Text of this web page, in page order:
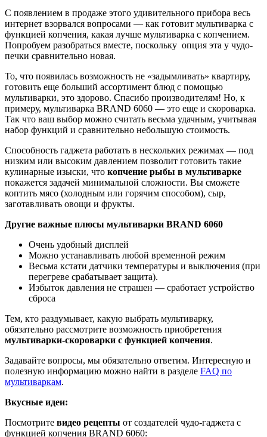
С появлением в продаже этого удивительного прибора весь
интернет взорвался вопросами — как готовит мультиварка с
функцией копчения, какая лучше мультиварка с копчением.
Попробуем разобраться вместе, поскольку опция эта у чудо-
печки сравнительно новая.
То, что появилась возможность не «задымливать» квартиру,
готовить еще больший ассортимент блюд с помощью
мультиварки, это здорово. Спасибо производителям! Но, к
примеру, мультиварка BRAND 6060 — это еще и скороварка.
Так что ваш выбор можно считать весьма удачным, учитывая
набор функций и сравнительно небольшую стоимость.
Способность гаджета работать в нескольких режимах — под
низким или высоким давлением позволит готовить такие
кулинарные изыски, что копчение рыбы в мультиварке
покажется задачей минимальной сложности. Вы сможете
коптить мясо (холодным или горячим способом), сыр,
заготавливать овощи и фрукты.
Другие важные плюсы мультиварки BRAND 6060
Очень удобный дисплей
Можно устанавливать любой временной режим
Весьма кстати датчики температуры и выключения (при
перегреве срабатывает защита).
Избыток давления не страшен — сработает устройство
сброса
Тем, кто раздумывает, какую выбрать мультиварку,
обязательно рассмотрите возможность приобретения
мультиварки-скороварки с функцией копчения.
Задавайте вопросы, мы обязательно ответим. Интересную и
полезную информацию можно найти в разделе FAQ по
мультиваркам.
Вкусные идеи:
Посмотрите видео рецепты от создателей чудо-гаджета с
функцией копчения BRAND 6060: